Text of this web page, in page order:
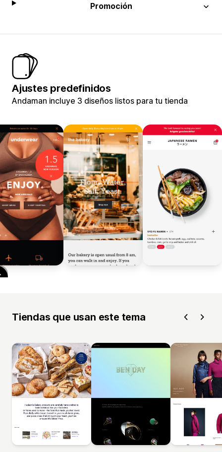
Promoción
Ajustes predefinidos
Andaman incluye 3 diseños listos para tu tienda
Tiendas que usan este tema